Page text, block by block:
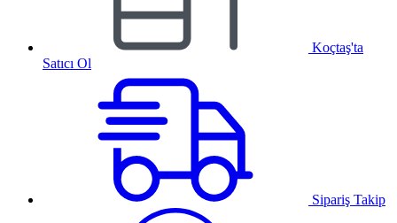
Koçtaş'ta
Satıcı Ol
Sipariş Takip